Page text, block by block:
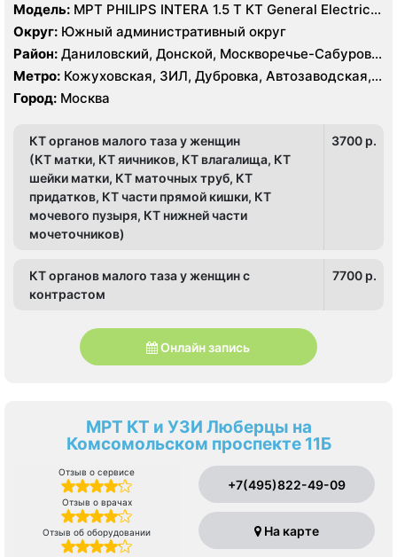
Модель: МРТ PHILIPS INTERA 1.5 T КТ General Electric
LIGHT SPEED 64 среза
Округ: Южный административный округ
Район: Даниловский, Донской, Москворечье-Сабурово,
Нагатино-Садовники, Нагатинский Затон, Нагорный
Метро: Кожуховская, ЗИЛ, Дубровка, Автозаводская,
Нагатинская, Технопарк, Тульская, Угрешская
Город: Москва
КТ органов малого таза у женщин
(КТ матки, КТ яичников, КТ влагалища, КТ
шейки матки, КТ маточных труб, КТ
придатков, КТ части прямой кишки, КТ
мочевого пузыря, КТ нижней части
мочеточников)
3700 p.
КТ органов малого таза у женщин с
контрастом
7700 p.
Онлайн запись
МРТ КТ и УЗИ Люберцы на
Комсомольском проспекте 11Б
Отзыв о сервисе
Отзыв о врачах
Отзыв об оборудовании
+7(495)822-49-09
На карте